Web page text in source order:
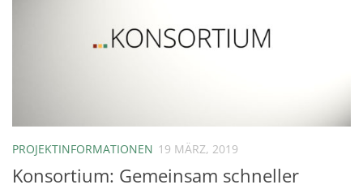
PROJEKTINFORMATIONEN 19 MÄRZ, 2019
Konsortium: Gemeinsam schneller